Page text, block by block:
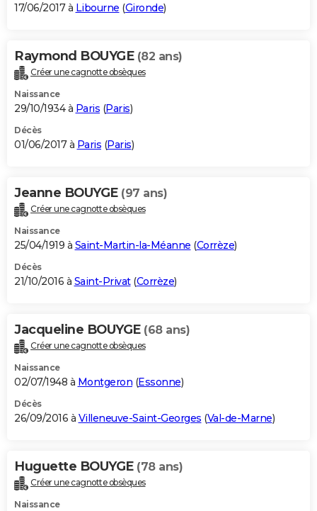
17/06/2017 à Libourne (Gironde)
Raymond BOUYGE (82 ans)
Créer une cagnotte obsèques
Naissance
29/10/1934 à Paris (Paris)
Décès
01/06/2017 à Paris (Paris)
Jeanne BOUYGE (97 ans)
Créer une cagnotte obsèques
Naissance
25/04/1919 à Saint-Martin-la-Méanne (Corrèze)
Décès
21/10/2016 à Saint-Privat(Corrèze)
Jacqueline BOUYGE (68 ans)
Créer une cagnotte obsèques
Naissance
02/07/1948 à Montgeron (Essonne)
Décès
26/09/2016 à Villeneuve-Saint-Georges (Val-de-Marne)
Huguette BOUYGE (78 ans)
Créer une cagnotte obsèques
Naissance